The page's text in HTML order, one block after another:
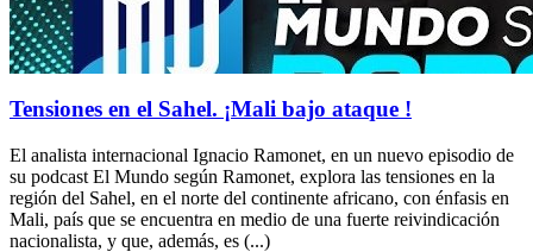
Tensiones en el Sahel. ¡Mali bajo ataque !
El analista internacional Ignacio Ramonet, en un nuevo episodio de
su podcast El Mundo según Ramonet, explora las tensiones en la
región del Sahel, en el norte del continente africano, con énfasis en
Mali, país que se encuentra en medio de una fuerte reivindicación
nacionalista, y que, además, es (...)